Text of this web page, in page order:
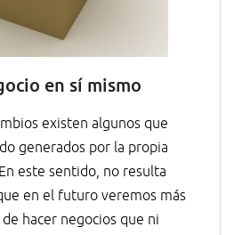
en sí mismo
existen algunos que
generados por la propia
este sentido, no resulta
en el futuro veremos más
hacer negocios que ni